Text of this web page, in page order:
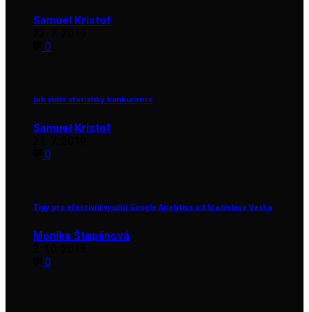
Samuel Kristof
0
Jak vidět statistiky konkurence
Samuel Kristof
0
Tipy pro efektivní využití Google Analytics od Stanislava Vaska
Monika Štepánová
0